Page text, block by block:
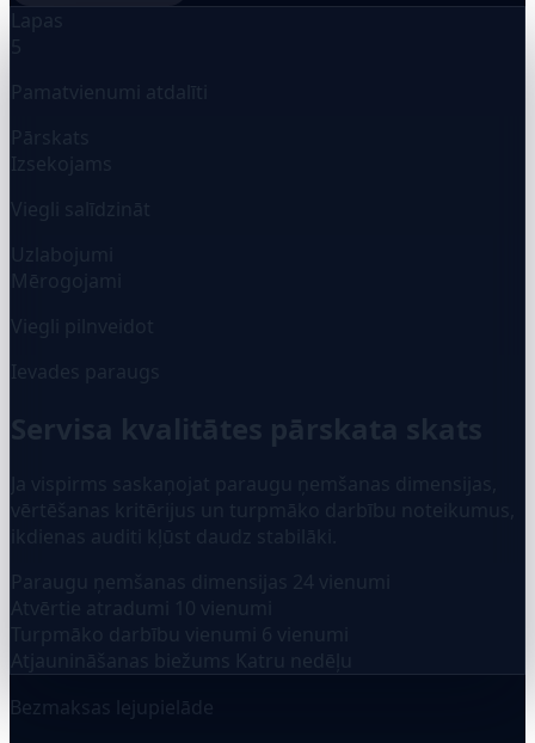
Lapas
5
Pamatvienumi atdalīti
Pārskats
Izsekojams
Viegli salīdzināt
Uzlabojumi
Mērogojami
Viegli pilnveidot
Ievades paraugs
Servisa kvalitātes pārskata skats
Ja vispirms saskaņojat paraugu ņemšanas dimensijas,
vērtēšanas kritērijus un turpmāko darbību noteikumus,
ikdienas auditi kļūst daudz stabilāki.
Paraugu ņemšanas dimensijas
24 vienumi
Atvērtie atradumi
10 vienumi
Turpmāko darbību vienumi
6 vienumi
Atjaunināšanas biežums
Katru nedēļu
Bezmaksas lejupielāde